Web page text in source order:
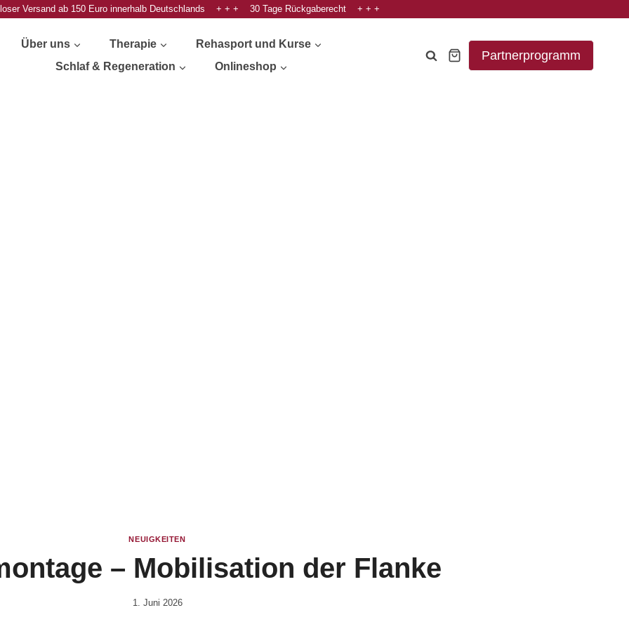
Versand ab 150 Euro innerhalb Deutschlands + + + 30 Tage Rückgaberecht + + +
Über uns Therapie
Rehasport und Kurse
Schlaf & Regeneration
Onlineshop
Partnerprogramm
NEUIGKEITEN
– Mobilisation der Flanke
Von
1. Juni 2026